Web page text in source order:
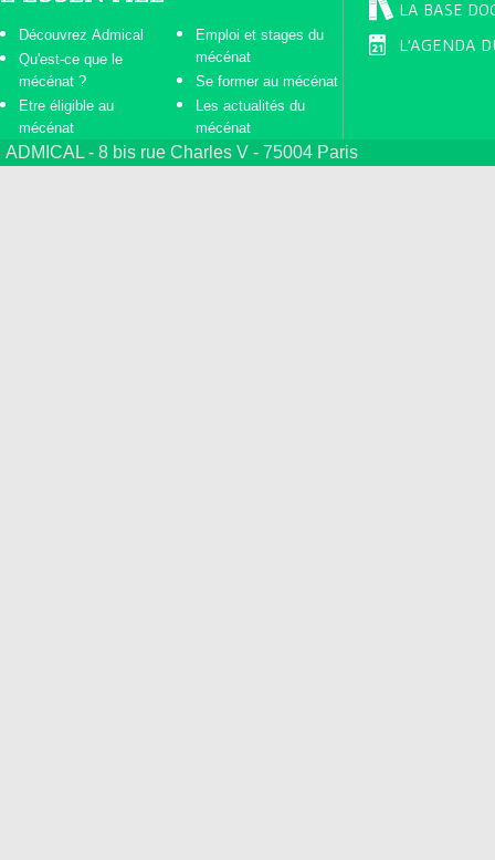
Découvrez Admical
Qu'est-ce que le
mécénat ?
Etre éligible au
mécénat
Emploi et stages du
mécénat
Se former au mécénat
Les actualités du
mécénat
LA BASE
L'AGENDA
ADMICAL - 8 bis rue Charles V - 75004 Paris